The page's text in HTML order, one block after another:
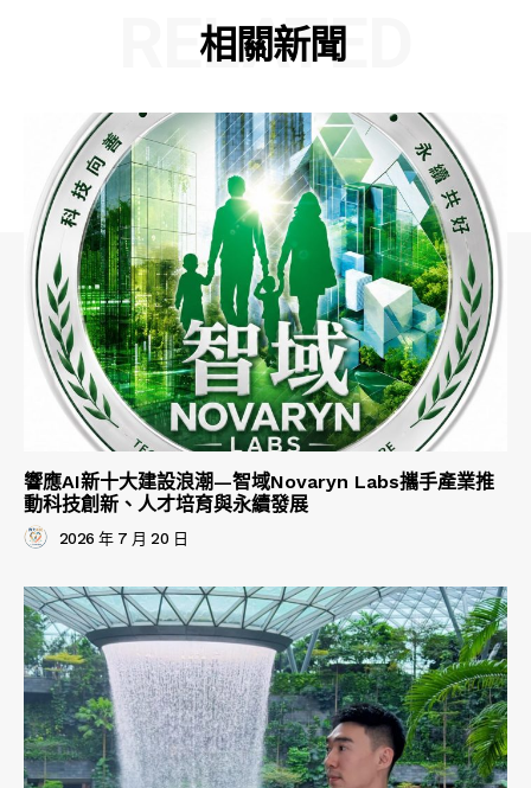
相關新聞
RELATED
響應AI新十大建設浪潮—智域Novaryn Labs攜手產業推
動科技創新、人才培育與永續發展
2026 年 7 月 20 日